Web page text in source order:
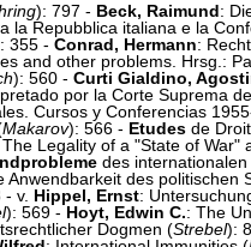
): 797 - Beck, Raimund:
la Repubblica italiana e la
355 - Conrad, Hermann:
and other problems. Hrsg.:
): 560 - Curti Gialdino,
por la Corte Suprema
Cursos y Conferencias
Makarov): 566 - Etudes de
The Legality of a "State of War"
des
Anwendbarkeit des politischen
v. Hippel, Ernst:
): 569 - Hoyt, Edwin C.: The
Dogmen (Strebel):